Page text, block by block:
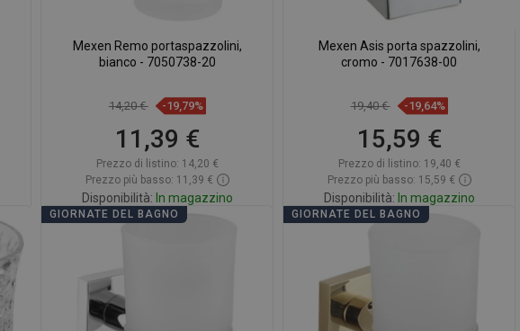
Mexen Remo portaspazzolini,
bianco - 7050738-20
14,20 € -19,79%
11,39 €
Prezzo di listino: 14,20 €
Prezzo più basso: 11,39 €
Disponibilità: In magazzino
Mexen Asis porta spazzolini,
cromo - 7017638-00
19,40 € -19,64%
15,59 €
Prezzo di listino: 19,40 €
Prezzo più basso: 15,59 €
Disponibilità: In magazzino
Confrontare
GIORNATE DEL BAGNO GIORNATE DEL BAGNO
FINNISH
CROATIAN
GREEK
SLOVENIAN